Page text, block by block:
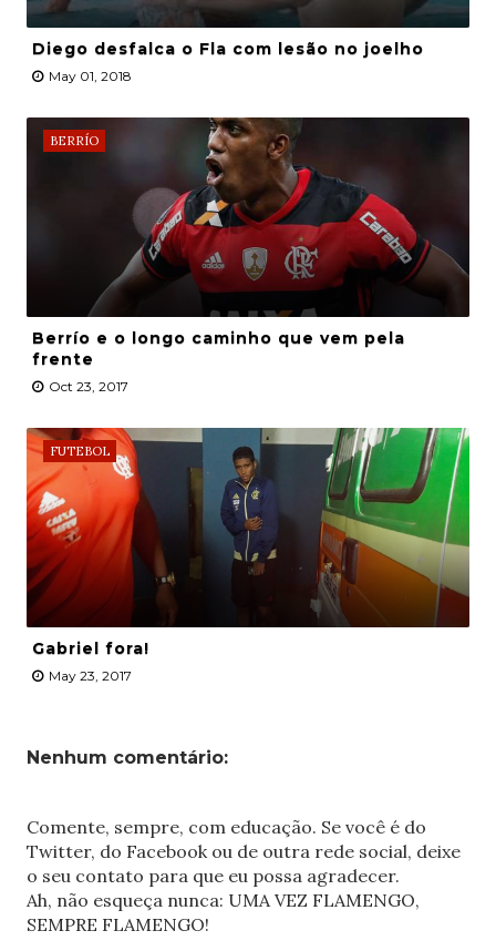
Diego desfalca o Fla com lesão no joelho
May 01, 2018
BERRÍO
Berrío e o longo caminho que vem pela
frente
Oct 23, 2017
FUTEBOL
Gabriel fora!
May 23, 2017
Nenhum comentário:
Comente, sempre, com educação. Se você é do
Twitter, do Facebook ou de outra rede social, deixe
o seu contato para que eu possa agradecer.
Ah, não esqueça nunca: UMA VEZ FLAMENGO,
SEMPRE FLAMENGO!